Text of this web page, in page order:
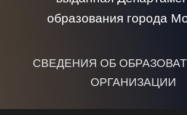
образования города
СВЕДЕНИЯ ОБ
ОРГАНИЗАЦИИ